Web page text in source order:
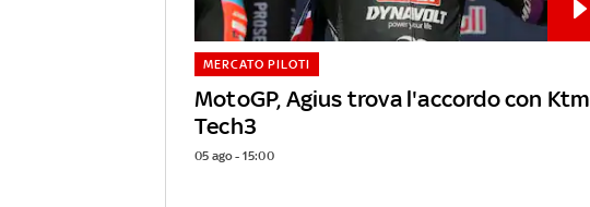
MotoGP, Agius trova l'accordo con Ktm
Tech3
MERCATO PILOTI
05 ago - 15:00